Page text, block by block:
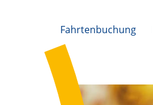
Fahrtenbuchung